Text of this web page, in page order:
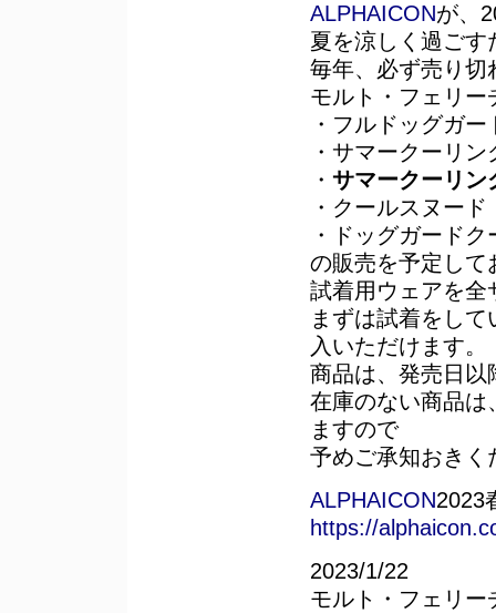
ALPHAICONが、
夏を涼しく過ごす
毎年、必ず売り切
モルト・フェリー
・フルドッグガ
・サマークーリ
・ サマークーリン
・クールスヌー
・ドッグガード
の販売を予定して
試着用ウェアを全
まずは試着をし
入いただけます。
商品は、発売日以
在庫のない商品は
ますので
予めご承知おきく
ALPHAICON2023
https://
2023/1/22
モルト・フェリー